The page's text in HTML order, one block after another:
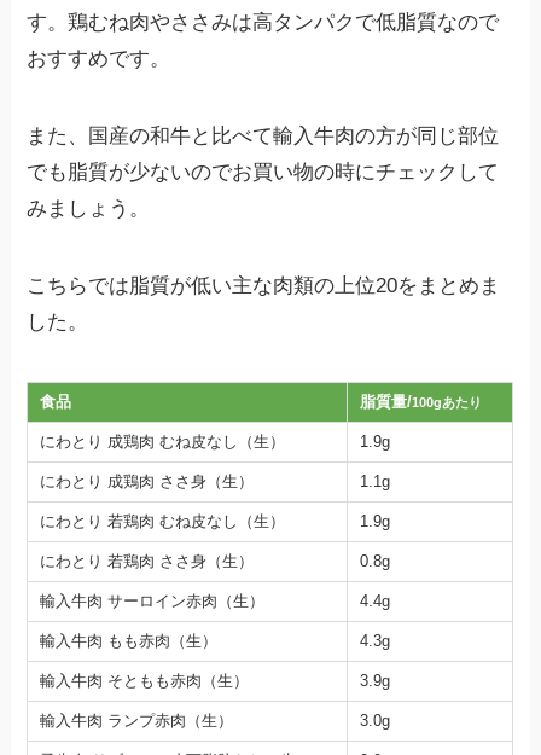
す。鶏むね肉やささみは高タンパクで低脂質なので
おすすめです。
また、国産の和牛と比べて輸入牛肉の方が同じ部位
でも脂質が少ないのでお買い物の時にチェックして
みましょう。
こちらでは脂質が低い主な肉類の上位20をまとめま
した。
食品 脂質量/100gあたり
にわとり 成鶏肉 むね皮なし（生） 1.9g
にわとり 成鶏肉 ささ身（生） 1.1g
にわとり 若鶏肉 むね皮なし（生） 1.9g
にわとり 若鶏肉 ささ身（生） 0.8g
輸入牛肉 サーロイン赤肉（生） 4.4g
輸入牛肉 もも赤肉（生） 4.3g
輸入牛肉 そともも赤肉（生） 3.9g
輸入牛肉 ランプ赤肉（生） 3.0g